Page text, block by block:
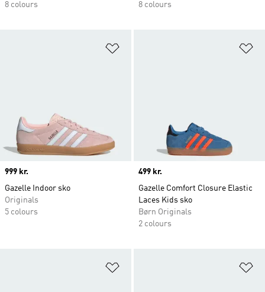
8 colours
8 colours
Price
999 kr.
Gazelle Indoor sko
Originals
5 colours
Price
499 kr.
Gazelle Comfort Closure Elastic
Laces Kids sko
Børn Originals
2 colours